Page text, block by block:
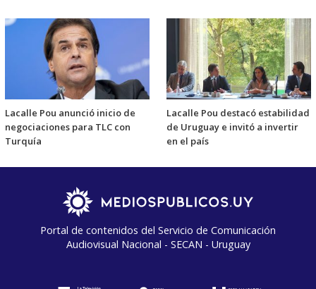
Lacalle Pou anunció inicio de
negociaciones para TLC con
Turquía
Lacalle Pou destacó estabilidad
de Uruguay e invitó a invertir
en el país
Portal de contenidos del Servicio de Comunicación
Audiovisual Nacional - SECAN - Uruguay